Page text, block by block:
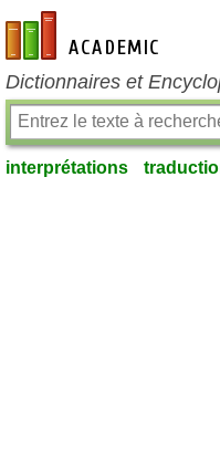
fr-academic.com
Dictionnaires et
interprétations